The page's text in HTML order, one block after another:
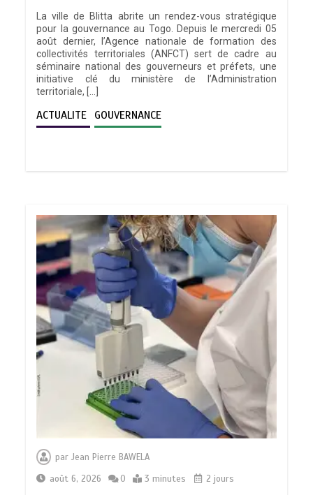
La ville de Blitta abrite un rendez-vous stratégique
pour la gouvernance au Togo. Depuis le mercredi 05
août dernier, l’Agence nationale de formation des
collectivités territoriales (ANFCT) sert de cadre au
séminaire national des gouverneurs et préfets, une
initiative clé du ministère de l’Administration
territoriale, […]
ACTUALITE GOUVERNANCE
parJean Pierre BAWELA
août 6, 2026
0 3 minutes 2 jours